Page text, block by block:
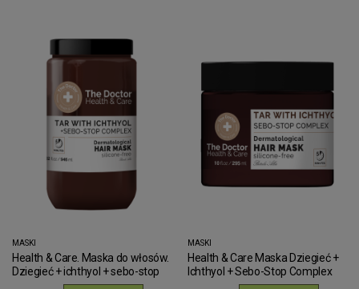
MASKI
Health & Care. Maska do włosów.
Dziegieć + ichthyol + sebo-stop
MASKI
Health & Care Maska Dziegieć +
Ichthyol + Sebo-Stop Complex